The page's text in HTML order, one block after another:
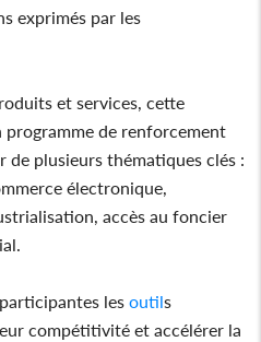
exprimés par les
et services, cette
de renforcement
de plusieurs thématiques clés :
électronique,
accès au foncier
les outils
compétitivité et accélérer la